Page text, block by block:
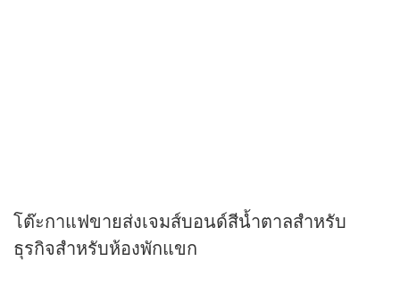
โต๊ะกาแฟขายส่งเจมส์บอนด์สีน้ำตาลสำหรับ
ธุรกิจสำหรับห้องพักแขก